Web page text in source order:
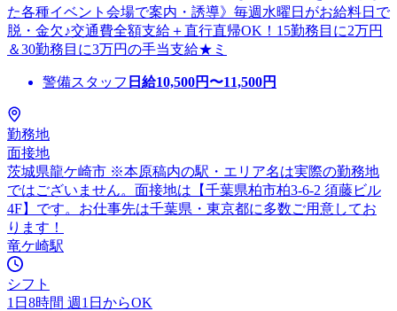
た各種イベント会場で案内・誘導》毎週水曜日がお給料日で
脱・金欠♪交通費全額支給＋直行直帰OK！15勤務目に2万円
＆30勤務目に3万円の手当支給★ミ
警備スタッフ 日給10,500円〜11,500円
勤務地
面接地
茨城県龍ケ崎市 ※本原稿内の駅・エリア名は実際の勤務地
ではございません。面接地は【千葉県柏市柏3-6-2 須藤ビル
4F】です。お仕事先は千葉県・東京都に多数ご用意してお
ります！
竜ケ崎駅
シフト
1日8時間 週1日からOK